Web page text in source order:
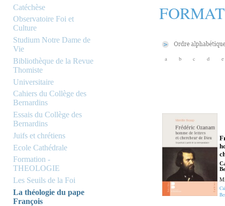
Catéchèse
Observatoire Foi et
Culture
Studium Notre Dame de
Vie
Bibliothèque de la Revue
Thomiste
Universitaire
Cahiers du Collège des
Bernardins
Essais du Collège des
Bernardins
Juifs et chrétiens
Ecole Cathédrale
Formation -
THEOLOGIE
Les Seuils de la Foi
La théologie du pape
François
a b c d e